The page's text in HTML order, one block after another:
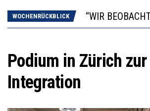
WOCHENRÜCKBLICK
Podium in Zürich zur
Integration